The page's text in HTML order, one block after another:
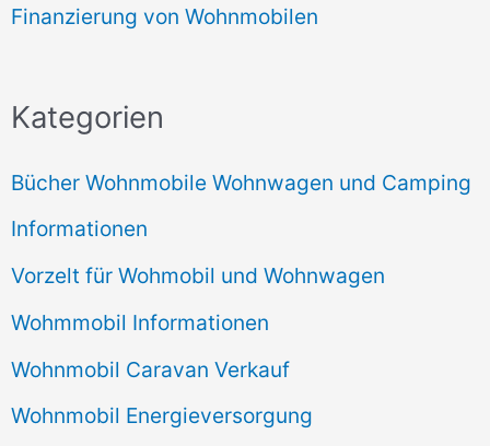
Finanzierung von Wohnmobilen
Kategorien
Bücher Wohnmobile Wohnwagen und Camping
Informationen
Vorzelt für Wohmobil und Wohnwagen
Wohmmobil Informationen
Wohnmobil Caravan Verkauf
Wohnmobil Energieversorgung